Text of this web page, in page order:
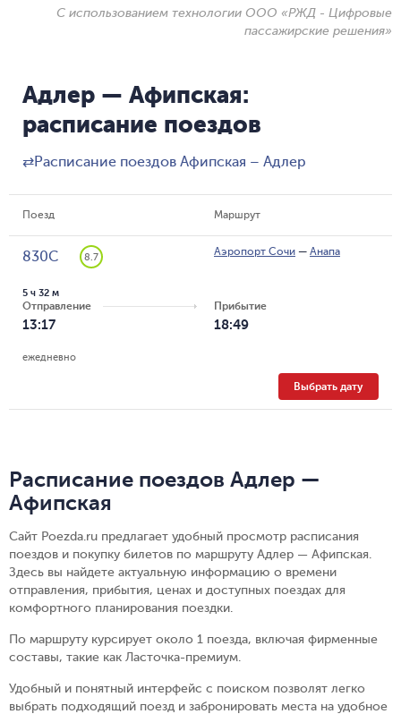
С использованием технологии ООО «РЖД - Цифровые
пассажирские решения»
Адлер — Афипская:
расписание поездов
⇄Расписание поездов Афипская – Адлер
Поезд Маршрут
830С 8.7 Аэропорт Сочи — Анапа
Отправление
13:17
5 ч 32 м
Прибытие
18:49
ежедневно
Выбрать дату
Расписание поездов Адлер —
Афипская
Сайт Poezda.ru предлагает удобный просмотр расписания
поездов и покупку билетов по маршруту Адлер — Афипская.
Здесь вы найдете актуальную информацию о времени
отправления, прибытия, ценах и доступных поездах для
комфортного планирования поездки.
По маршруту курсирует около 1 поезда, включая фирменные
составы, такие как Ласточка-премиум.
Удобный и понятный интерфейс с поиском позволят легко
выбрать подходящий поезд и забронировать места на удобное